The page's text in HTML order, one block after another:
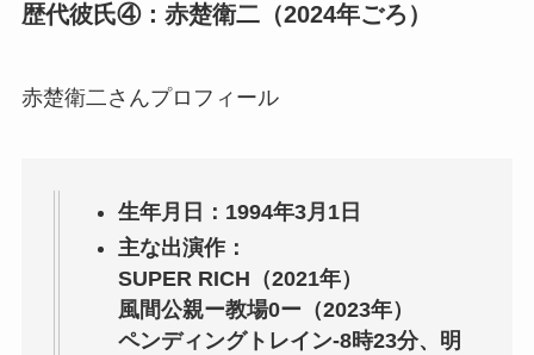
歴代彼氏④：赤楚衛二（2024年ごろ）
赤楚衛二さんプロフィール
生年月日：1994年3月1日
主な出演作：
SUPER RICH（2021年）
風間公親ー教場0ー（2023年）
ペンディングトレイン-8時23分、明